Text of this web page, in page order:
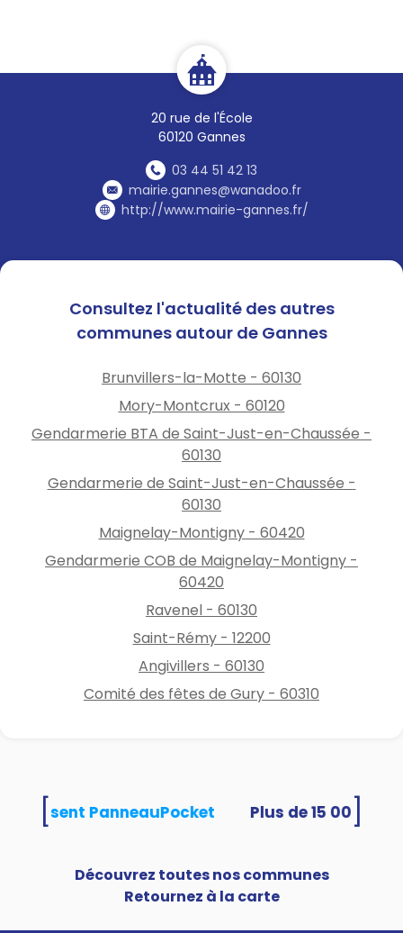
20 rue de l'École
60120 Gannes
03 44 51 42 13
mairie.gannes@wanadoo.fr
http://www.mairie-gannes.fr/
Consultez l'actualité des autres
communes autour de Gannes
Brunvillers-la-Motte - 60130
Mory-Montcrux - 60120
Gendarmerie BTA de Saint-Just-en-Chaussée -
60130
Gendarmerie de Saint-Just-en-Chaussée -
60130
Maignelay-Montigny - 60420
Gendarmerie COB de Maignelay-Montigny -
60420
Ravenel - 60130
Saint-Rémy - 12200
Angivillers - 60130
Comité des fêtes de Gury - 60310
utilisent PanneauPocket
Découvrez toutes nos communes
Retournez à la carte